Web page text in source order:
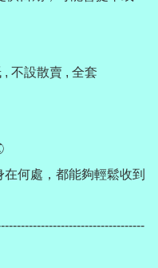
不設散賣 , 全套
何處，都能夠輕鬆收到